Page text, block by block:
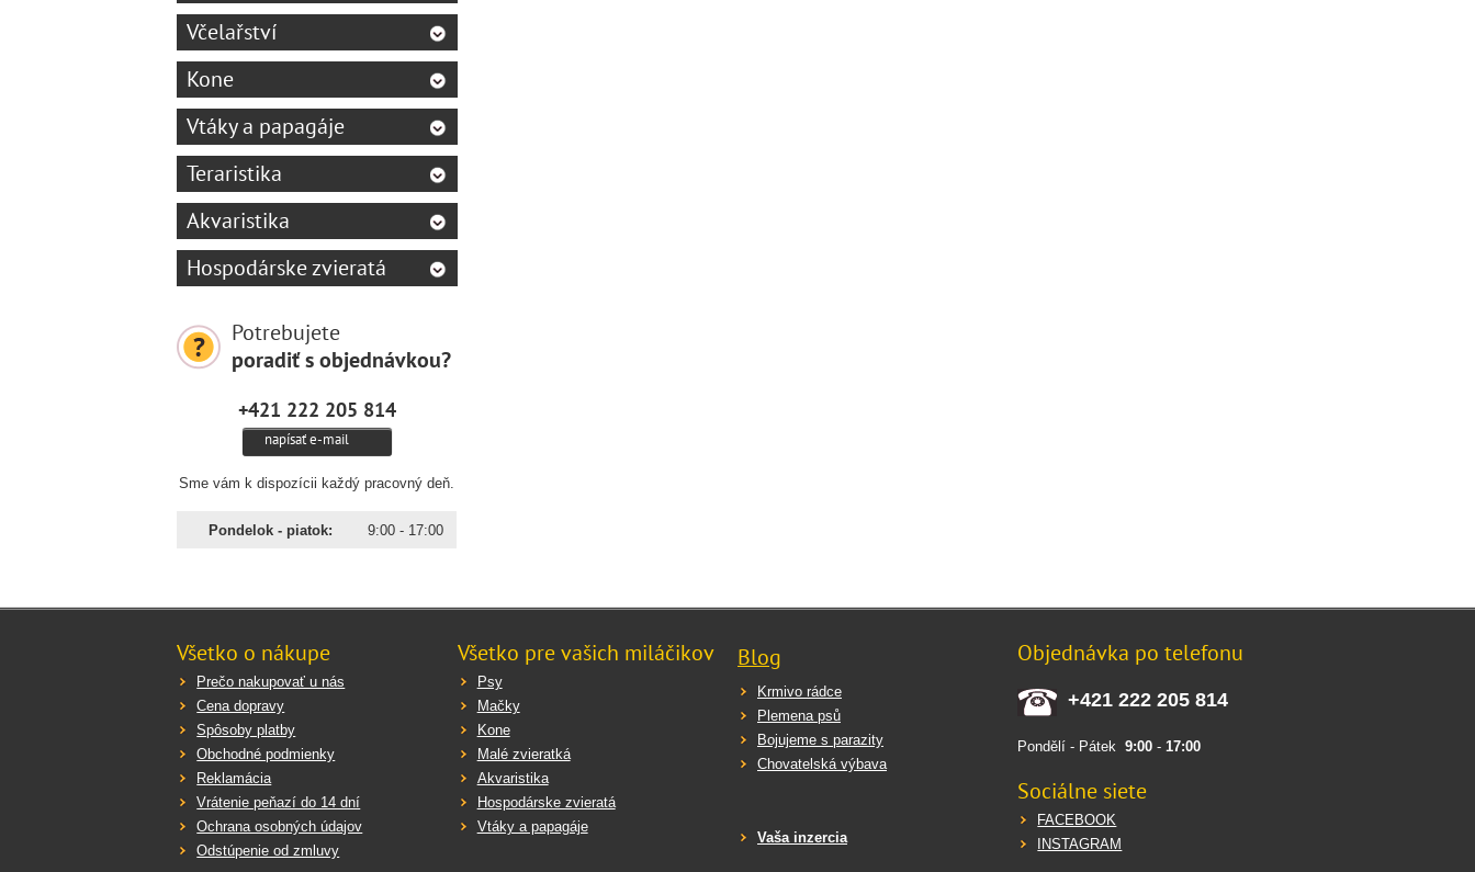
Včelařství
Kone
Vtáky a papagáje
Teraristika
Akvaristika
Hospodárske zvieratá
Potrebujete
poradiť s objednávkou?
+421 222 205 814
napísať e-mail
Sme vám k dispozícii každý pracovný deň.
Pondelok - piatok: 9:00 - 17:00
Všetko o nákupe
Prečo nakupovať u nás
Cena dopravy
Spôsoby platby
Obchodné podmienky
Reklamácia
Vrátenie peňazí do 14 dní
Ochrana osobných údajov
Odstúpenie od zmluvy
Všetko pre vašich miláčikov
Psy
Mačky
Kone
Malé zvieratká
Akvaristika
Hospodárske zvieratá
Vtáky a papagáje
Blog
Krmivo rádce
Plemena psů
Bojujeme s parazity
Chovatelská výbava
Vaša inzercia
Objednávka po telefonu
+421 222 205 814
Pondělí - Pátek9:00 -17:00
Sociálne siete
FACEBOOK
INSTAGRAM